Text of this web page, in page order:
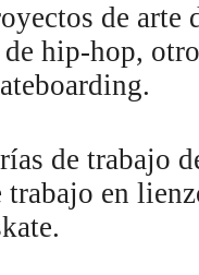
de arte
hip-hop,
de trabajo
en